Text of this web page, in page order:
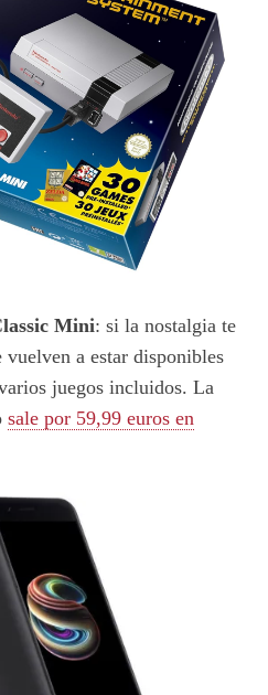
Mini: si la nostalgia te
vuelven a estar disponibles
juegos incluidos. La
sale por 59,99 euros en